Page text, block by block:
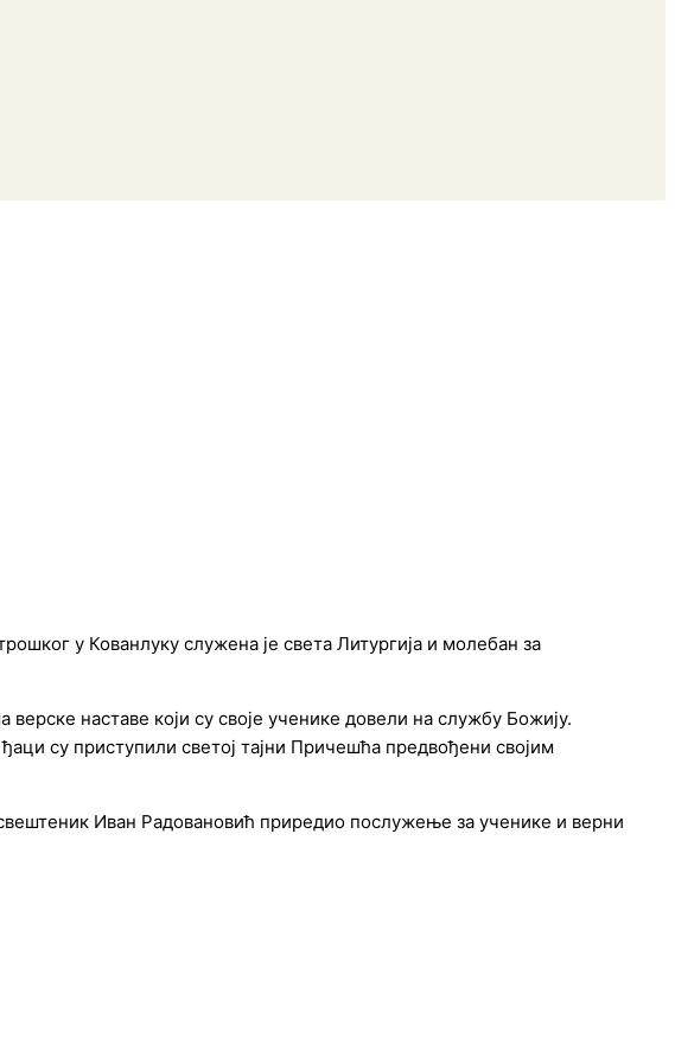
у Кованлуку служена је света Литургија и молебан за
наставе који су своје ученике довели на службу Божију.
су приступили светој тајни Причешћа предвођени својим
Иван Радовановић приредио послужење за ученике и верни